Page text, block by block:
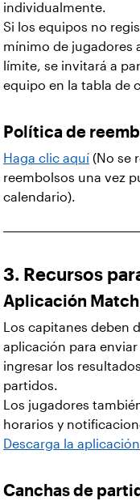
individualmente.
Si los equipos no
mínimo de jugadores
límite, se invitará a
equipo en la tabla de
Política de
Haga clic aquí (No se
reembolsos una vez
calendario).
3. Recursos
Aplicación Match
Los capitanes deben
aplicación para
ingresar los
partidos.
Los jugadores
horarios y
Descarga la aplicación
Canchas de